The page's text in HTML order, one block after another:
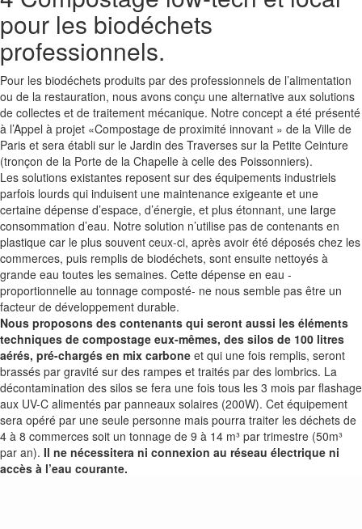
pour les biodéchets
professionnels.
Pour les biodéchets produits par des professionnels de l’alimentation
ou de la restauration, nous avons conçu une alternative aux solutions
de collectes et de traitement mécanique. Notre concept a été présenté
à l’Appel à projet «Compostage de proximité innovant » de la Ville de
Paris et sera établi sur le Jardin des Traverses sur la Petite Ceinture
(tronçon de la Porte de la Chapelle à celle des Poissonniers).
Les solutions existantes reposent sur des équipements industriels
parfois lourds qui induisent une maintenance exigeante et une
certaine dépense d’espace, d’énergie, et plus étonnant, une large
consommation d’eau. Notre solution n’utilise pas de contenants en
plastique car le plus souvent ceux-ci, après avoir été déposés chez les
commerces, puis remplis de biodéchets, sont ensuite nettoyés à
grande eau toutes les semaines. Cette dépense en eau -
proportionnelle au tonnage composté- ne nous semble pas être un
facteur de développement durable.
Nous proposons des contenants qui seront aussi les éléments
techniques de compostage eux-mêmes, des silos de 100 litres
aérés, pré-chargés en mix carbone et qui une fois remplis, seront
brassés par gravité sur des rampes et traités par des lombrics. La
décontamination des silos se fera une fois tous les 3 mois par flashage
aux UV-C alimentés par panneaux solaires (200W). Cet équipement
sera opéré par une seule personne mais pourra traiter les déchets de
4 à 8 commerces soit un tonnage de 9 à 14 m³ par trimestre (50m³
par an). Il ne nécessitera ni connexion au réseau électrique ni
accès à l’eau courante.